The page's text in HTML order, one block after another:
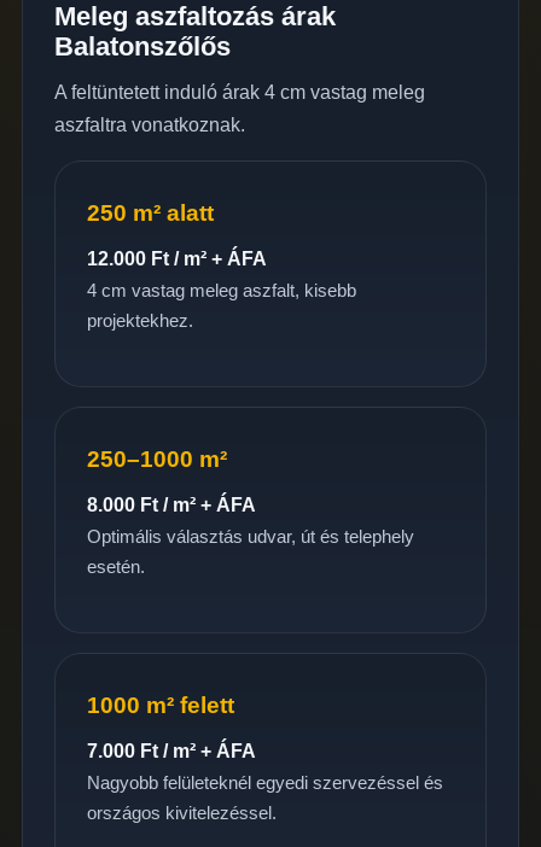
Meleg aszfaltozás árak
Balatonszőlős
A feltüntetett induló árak 4 cm vastag meleg
aszfaltra vonatkoznak.
250 m² alatt
12.000 Ft / m² + ÁFA
4 cm vastag meleg aszfalt, kisebb
projektekhez.
250–1000 m²
8.000 Ft / m² + ÁFA
Optimális választás udvar, út és telephely
esetén.
1000 m² felett
7.000 Ft / m² + ÁFA
Nagyobb felületeknél egyedi szervezéssel és
országos kivitelezéssel.